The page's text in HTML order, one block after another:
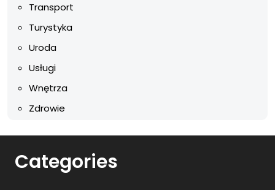
Transport
Turystyka
Uroda
Usługi
Wnętrza
Zdrowie
Categories